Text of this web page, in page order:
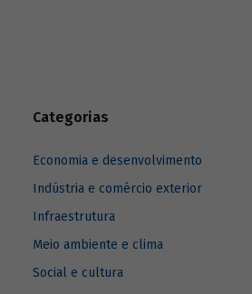
Categorias
Economia e desenvolvimento
Indústria e comércio exterior
Infraestrutura
Meio ambiente e clima
Social e cultura